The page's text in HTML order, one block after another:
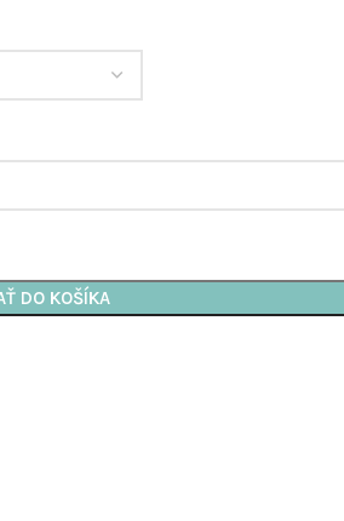
DO KOŠÍKA